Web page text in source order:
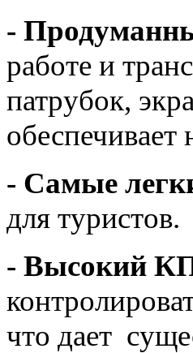
-
работе и
патрубок,
обеспечивает
- Самые
для туристов.
- Высокий
что дает